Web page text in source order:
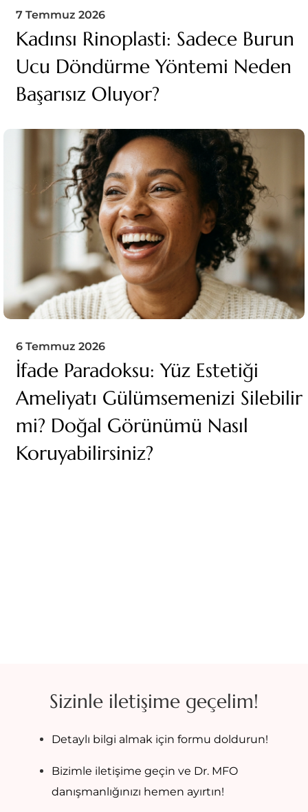
7 Temmuz 2026
Kadınsı Rinoplasti: Sadece Burun
Ucu Döndürme Yöntemi Neden
Başarısız Oluyor?
6 Temmuz 2026
İfade Paradoksu: Yüz Estetiği
Ameliyatı Gülümsemenizi Silebilir
mi? Doğal Görünümü Nasıl
Koruyabilirsiniz?
Sizinle iletişime geçelim!
Detaylı bilgi almak için formu doldurun!
Bizimle iletişime geçin ve Dr. MFO
danışmanlığınızı hemen ayırtın!